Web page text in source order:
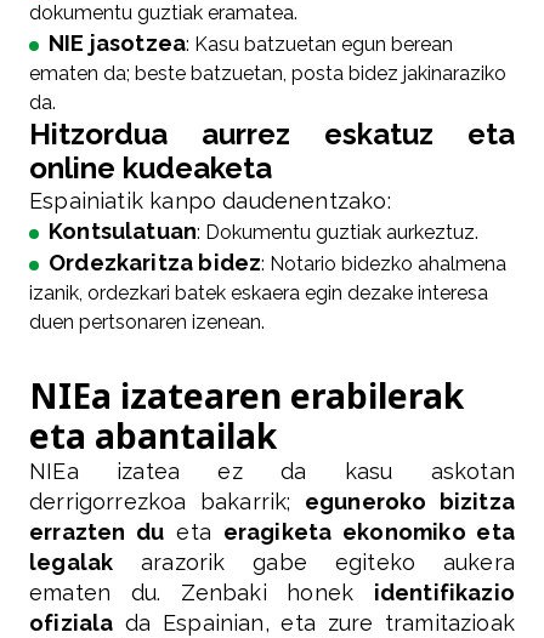
dokumentu guztiak eramatea.
NIE jasotzea: Kasu batzuetan egun berean
ematen da; beste batzuetan, posta bidez jakinaraziko
da.
Hitzordua aurrez eskatuz eta
online kudeaketa
Espainiatik kanpo daudenentzako:
Kontsulatuan: Dokumentu guztiak aurkeztuz.
Ordezkaritza bidez: Notario bidezko ahalmena
izanik, ordezkari batek eskaera egin dezake interesa
duen pertsonaren izenean.
NIEa izatearen erabilerak
eta abantailak
NIEa izatea ez da kasu askotan
derrigorrezkoa bakarrik; eguneroko bizitza
errazten du eta eragiketa ekonomiko eta
legalak arazorik gabe egiteko aukera
ematen du. Zenbaki honek identifikazio
ofiziala da Espainian, eta zure tramitazioak